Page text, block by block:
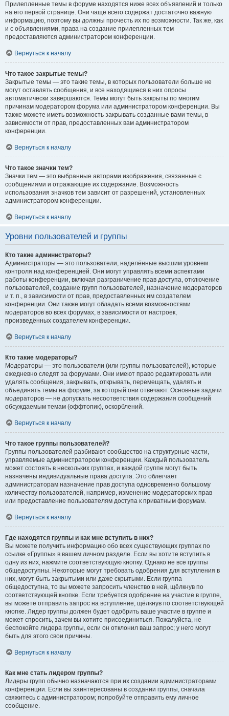
Прилепленные темы в форуме находятся ниже всех объявлений и только
на его первой странице. Они чаще всего содержат достаточно важную
информацию, поэтому вы должны прочесть их по возможности. Так же, как
и с объявлениями, права на создание прилепленных тем
предоставляются администратором конференции.
Вернуться к началу
Что такое закрытые темы?
Закрытые темы — это такие темы, в которых пользователи больше не
могут оставлять сообщения, и все находящиеся в них опросы
автоматически завершаются. Темы могут быть закрыты по многим
причинам модератором форума или администратором конференции. Вы
также можете иметь возможность закрывать созданные вами темы, в
зависимости от прав, предоставленных вам администратором
конференции.
Вернуться к началу
Что такое значки тем?
Значки тем — это выбранные авторами изображения, связанные с
сообщениями и отражающие их содержание. Возможность
использования значков тем зависит от разрешений, установленных
администратором конференции.
Вернуться к началу
Уровни пользователей и группы
Кто такие администраторы?
Администраторы — это пользователи, наделённые высшим уровнем
контроля над конференцией. Они могут управлять всеми аспектами
работы конференции, включая разграничение прав доступа, отключение
пользователей, создание групп пользователей, назначение модераторов
и т. п., в зависимости от прав, предоставленных им создателем
конференции. Они также могут обладать всеми возможностями
модераторов во всех форумах, в зависимости от настроек,
произведённых создателем конференции.
Вернуться к началу
Кто такие модераторы?
Модераторы — это пользователи (или группы пользователей), которые
ежедневно следят за форумами. Они имеют право редактировать или
удалять сообщения, закрывать, открывать, перемещать, удалять и
объединять темы на форуме, за который они отвечают. Основные задачи
модераторов — не допускать несоответствия содержания сообщений
обсуждаемым темам (оффтопик), оскорблений.
Вернуться к началу
Что такое группы пользователей?
Группы пользователей разбивают сообщество на структурные части,
управляемые администратором конференции. Каждый пользователь
может состоять в нескольких группах, и каждой группе могут быть
назначены индивидуальные права доступа. Это облегчает
администраторам назначение прав доступа одновременно большому
количеству пользователей, например, изменение модераторских прав
или предоставление пользователям доступа к приватным форумам.
Вернуться к началу
Где находятся группы и как мне вступить в них?
Вы можете получить информацию обо всех существующих группах по
ссылке «Группы» в вашем личном разделе. Если вы хотите вступить в
одну из них, нажмите соответствующую кнопку. Однако не все группы
общедоступны. Некоторые могут требовать одобрения для вступления в
них, могут быть закрытыми или даже скрытыми. Если группа
общедоступна, то вы можете запросить членство в ней, щёлкнув по
соответствующей кнопке. Если требуется одобрение на участие в группе,
вы можете отправить запрос на вступление, щёлкнув по соответствующей
кнопке. Лидер группы должен будет одобрить ваше участие в группе и
может спросить, зачем вы хотите присоединиться. Пожалуйста, не
беспокойте лидера группы, если он отклонил ваш запрос; у него могут
быть для этого свои причины.
Вернуться к началу
Как мне стать лидером группы?
Лидеры групп обычно назначаются при их создании администраторами
конференции. Если вы заинтересованы в создании группы, сначала
свяжитесь с администратором; попробуйте отправить ему личное
сообщение.